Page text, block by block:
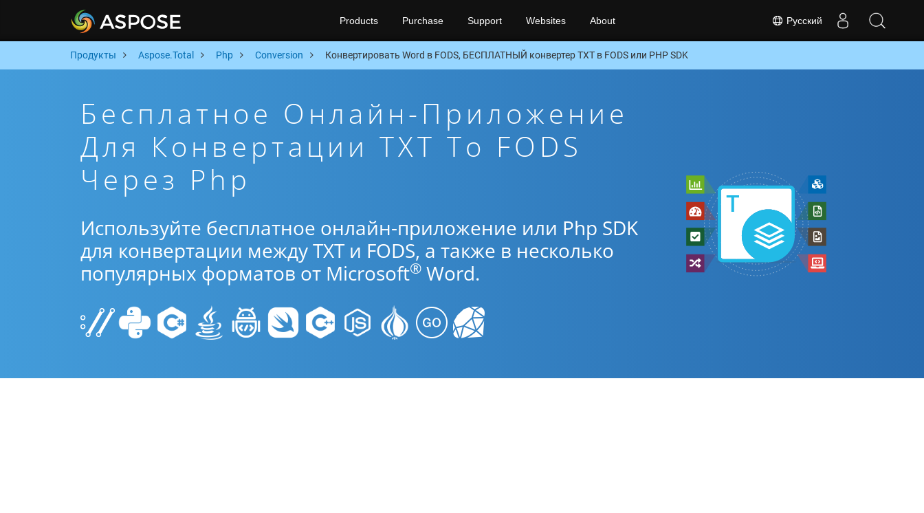
Русский
Products Purchase Support Websites About
Продукты Aspose.Total Php Conversion Конвертировать Word в FODS, БЕСПЛАТНЫЙ конвертер TXT в FODS или PHP SDK
Бесплатное Онлайн-Приложение
Для Конвертации TXT To FODS
Через Php
Используйте бесплатное онлайн-приложение или Php SDK
для конвертации между TXT и FODS, а также в несколько
популярных форматов от Microsoft® Word.